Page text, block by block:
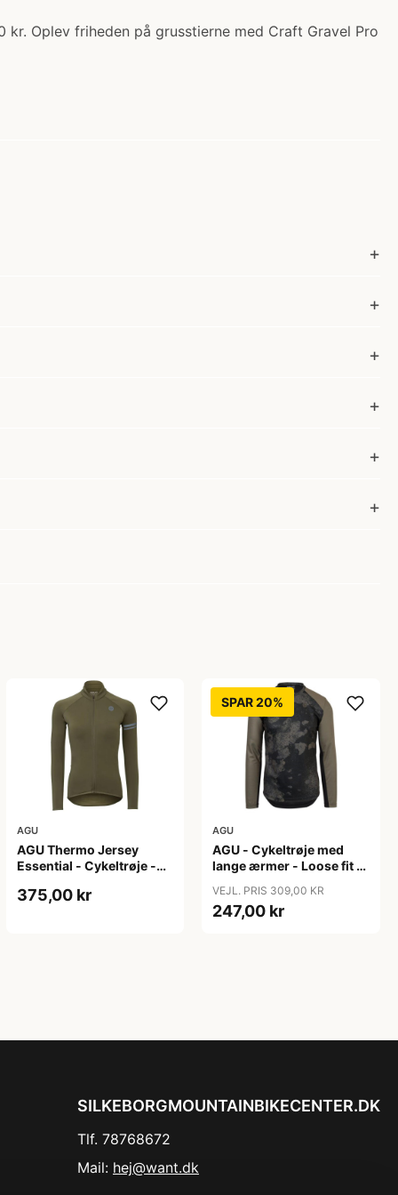
Oplev friheden på grusstierne med Craft Gravel Pro
AGU
AGU Thermo Jersey
Essential - Cykeltrøje -
XXL
375,00 kr
SPAR 20%
AGU
AGU - Cykeltrøje med
lange ærmer - Loose fit -
VEJL. PRIS 309,00 KR
247,00 kr
SILKEBORGMOUNTAINBIKECENTER.DK
Tlf. 78768672
Mail: hej@want.dk